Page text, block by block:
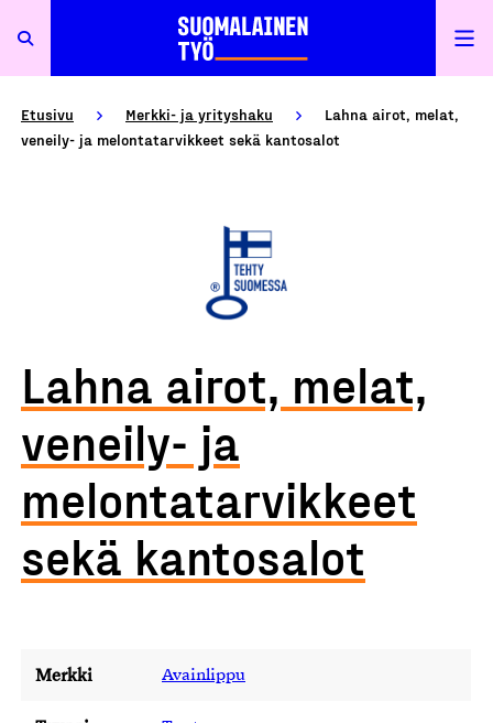
Etusivu Merkki- ja yrityshaku
Lahna airot, melat,
veneily- ja melontatarvikkeet sekä kantosalot
Lahna airot, melat,
veneily- ja
melontatarvikkeet
sekä kantosalot
Merkki Avainlippu